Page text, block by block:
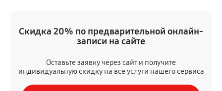
1080 руб 60 минут
Замена микрофона
1080 руб 60 минут
Скидка 20% по предварительной онлайн-
записи на сайте
Оставьте заявку через сайт и получите
индивидуальную скидку на все услуги нашего сервиса